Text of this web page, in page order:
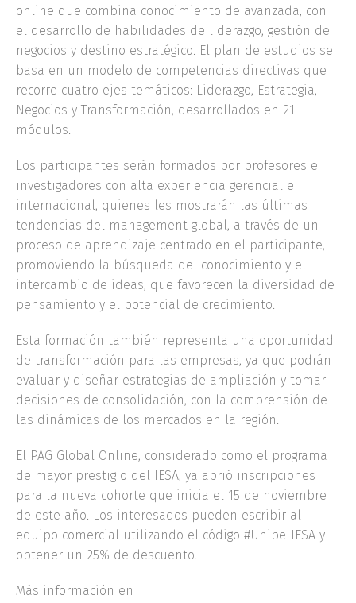
online que combina conocimiento de avanzada, con
el desarrollo de habilidades de liderazgo, gestión de
negocios y destino estratégico. El plan de estudios se
basa en un modelo de competencias directivas que
recorre cuatro ejes temáticos: Liderazgo, Estrategia,
Negocios y Transformación, desarrollados en 21
módulos.
Los participantes serán formados por profesores e
investigadores con alta experiencia gerencial e
internacional, quienes les mostrarán las últimas
tendencias del management global, a través de un
proceso de aprendizaje centrado en el participante,
promoviendo la búsqueda del conocimiento y el
intercambio de ideas, que favorecen la diversidad de
pensamiento y el potencial de crecimiento.
Esta formación también representa una oportunidad
de transformación para las empresas, ya que podrán
evaluar y diseñar estrategias de ampliación y tomar
decisiones de consolidación, con la comprensión de
las dinámicas de los mercados en la región.
El PAG Global Online, considerado como el programa
de mayor prestigio del IESA, ya abrió inscripciones
para la nueva cohorte que inicia el 15 de noviembre
de este año. Los interesados pueden escribir al
equipo comercial utilizando el código #Unibe-IESA y
obtener un 25% de descuento.
Más información en